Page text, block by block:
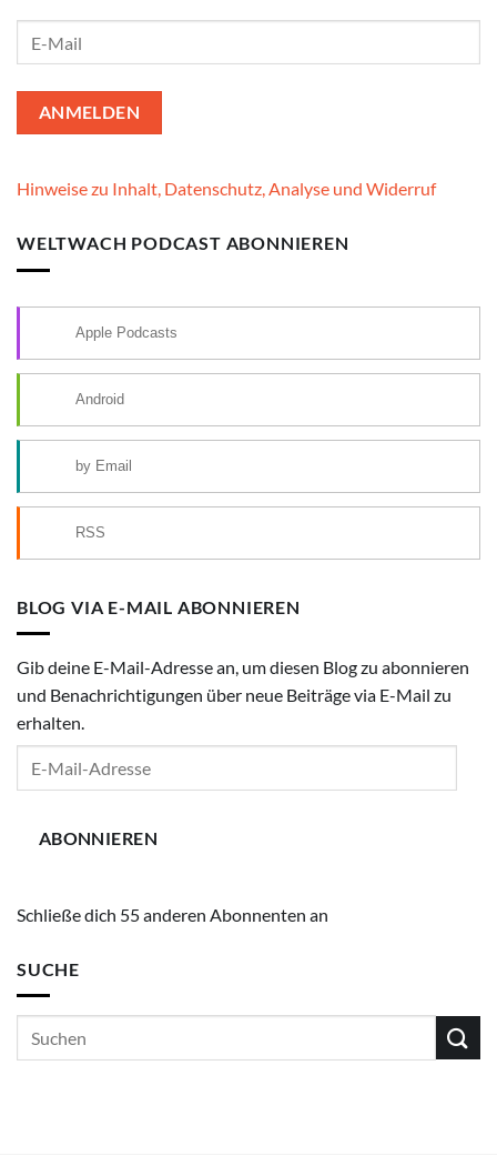
Hinweise zu Inhalt, Datenschutz, Analyse und Widerruf
WELTWACH PODCAST ABONNIEREN
Apple Podcasts
Android
by Email
RSS
BLOG VIA E-MAIL ABONNIEREN
Gib deine E-Mail-Adresse an, um diesen Blog zu abonnieren
und Benachrichtigungen über neue Beiträge via E-Mail zu
erhalten.
ABONNIEREN
Schließe dich 55 anderen Abonnenten an
SUCHE